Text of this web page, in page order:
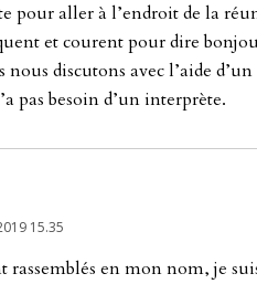
pour al­ler à l’end­roit de la
et cou­rent pour dire
nous dis­cu­tons avec l’ai­de
pas be­soin d’un in­terprè­te.
15.35
ras­semblés en mon nom, je